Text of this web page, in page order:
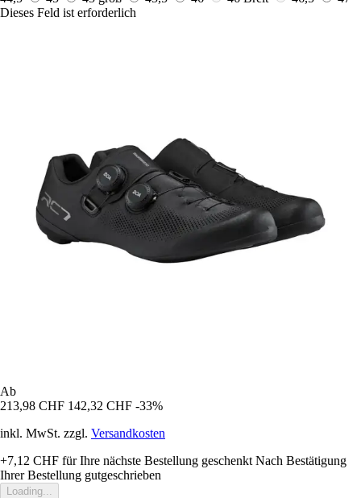
Dieses Feld ist erforderlich
Ab
213,98 CHF 142,32 CHF -33%
inkl. MwSt. zzgl. Versandkosten
+7,12 CHF für Ihre nächste Bestellung geschenkt Nach Bestätigung
Ihrer Bestellung gutgeschrieben
Loading...